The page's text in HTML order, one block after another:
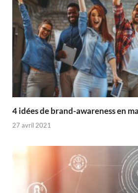
4 idées de brand-awareness en
27 avril 2021